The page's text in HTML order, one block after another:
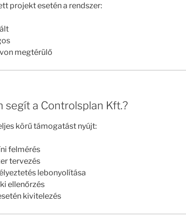
projekt esetén a rendszer:
megtérülő
segít a Controlsplan Kft.?
körű támogatást nyújt:
felmérés
tervezés
lebonyolítása
ellenőrzés
kivitelezés